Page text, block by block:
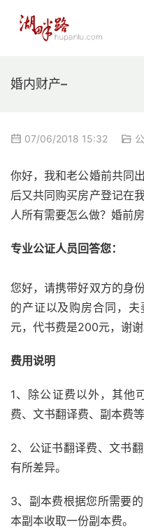
婚内财产–
07/06/2018 15:32
你好，我和老公婚前共同
后又共同购买房产登记在
人所有需要怎么做？婚前
专业公证人员回答您：
您好，请携带好双方的身
的产证以及购房合同，
元，代书费是200元，谢谢
费用说明
1、除公证费以外，其他
费、文书翻译费、副本费等
2、公证书翻译费、文书
有所差异。
3、副本费根据您所需要
本副本收取一份副本费。